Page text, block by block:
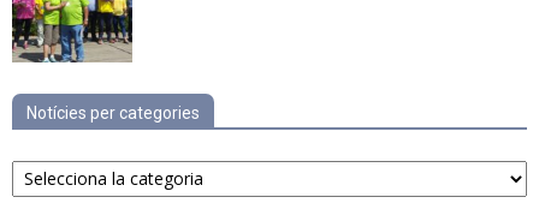
Notícies per categories
Notícies
per